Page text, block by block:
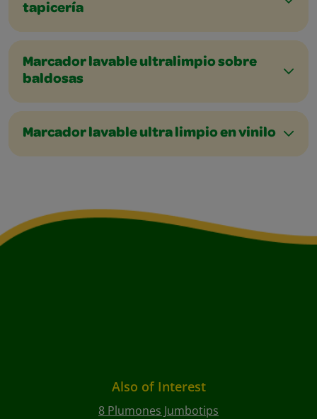
tapicería
Marcador lavable ultralimpio sobre
baldosas
Marcador lavable ultra limpio en vinilo
Also of Interest
8 Plumones Jumbotips